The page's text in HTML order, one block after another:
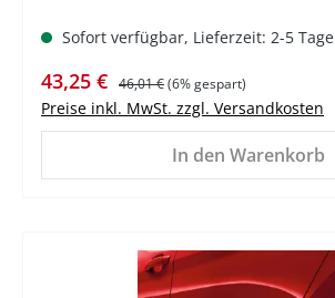
Sofort verfügbar, Lieferzeit: 2-5 Tage
Verkaufspreis:
43,25 € Regulärer Preis:
46,01 €(6% gespart)
Preise inkl. MwSt. zzgl. Versandkosten
In den Warenkorb